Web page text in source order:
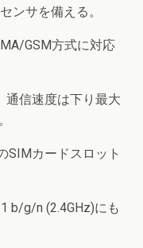
ンサを備える。
GSM方式に対応
通信速度は下り最大
SIMカードスロット
b/g/n (2.4GHz)にも